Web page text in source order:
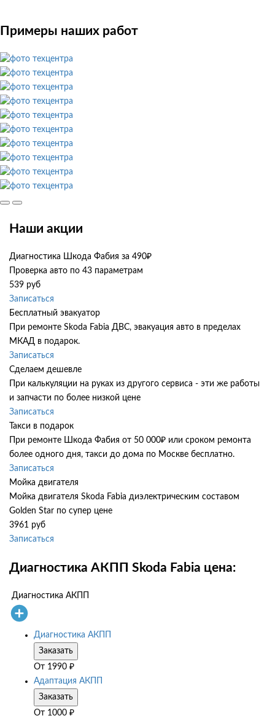
Примеры наших работ
Наши акции
Диагностика Шкода Фабия за 490₽
Проверка авто по 43 параметрам
539 руб
Записаться
Бесплатный эвакуатор
При ремонте Skoda Fabia ДВС, эвакуация авто в пределах
МКАД в подарок.
Записаться
Сделаем дешевле
При калькуляции на руках из другого сервиса - эти же работы
и запчасти по более низкой цене
Записаться
Такси в подарок
При ремонте Шкода Фабия от 50 000₽ или сроком ремонта
более одного дня, такси до дома по Москве бесплатно.
Записаться
Мойка двигателя
Мойка двигателя Skoda Fabia диэлектрическим составом
Golden Star по супер цене
3961 руб
Записаться
Диагностика АКПП Skoda Fabia цена:
Диагностика АКПП
Диагностика АКПП
Заказать
От 1990 ₽
Адаптация АКПП
Заказать
От 1000 ₽